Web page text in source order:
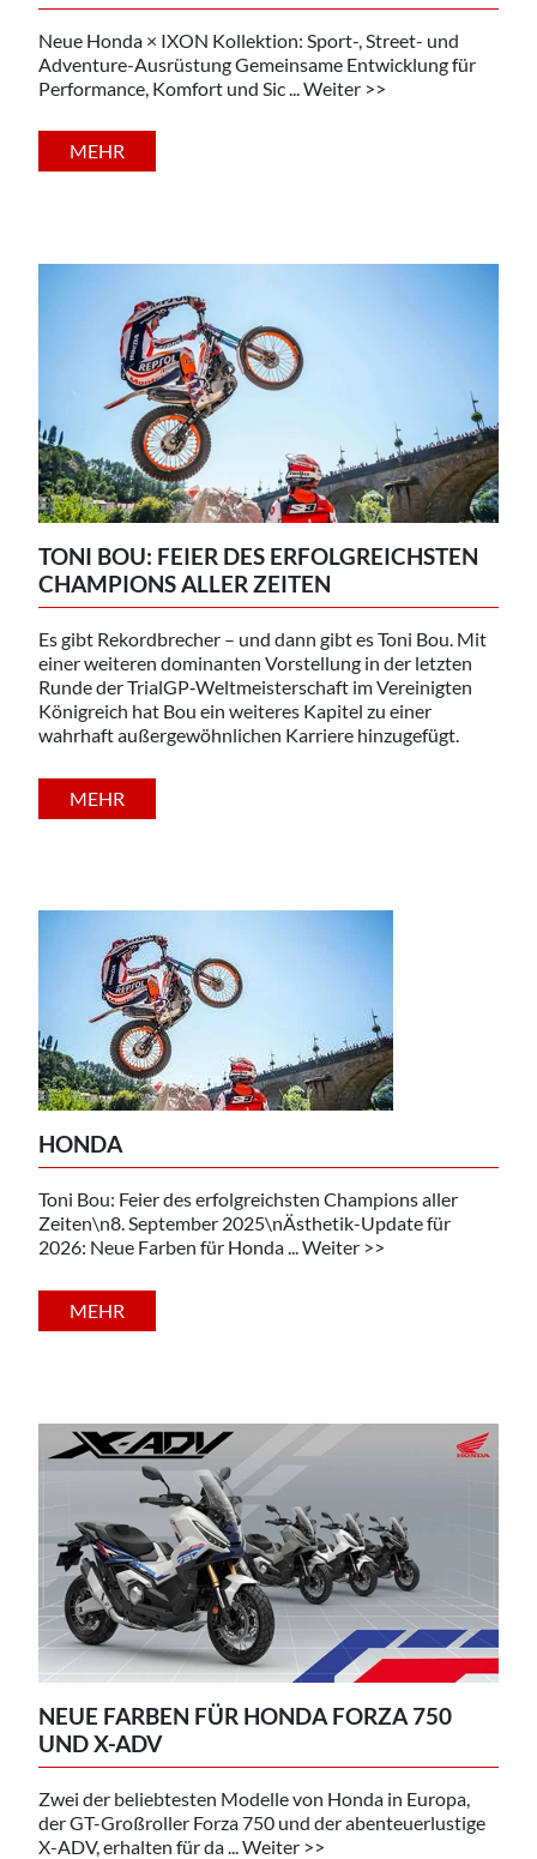
Neue Honda × IXON Kollektion: Sport-, Street- und
Adventure-Ausrüstung Gemeinsame Entwicklung für
Performance, Komfort und Sic ... Weiter >>
MEHR
TONI BOU: FEIER DES ERFOLGREICHSTEN
CHAMPIONS ALLER ZEITEN
Es gibt Rekordbrecher – und dann gibt es Toni Bou. Mit
einer weiteren dominanten Vorstellung in der letzten
Runde der TrialGP‑Weltmeisterschaft im Vereinigten
Königreich hat Bou ein weiteres Kapitel zu einer
wahrhaft außergewöhnlichen Karriere hinzugefügt.
MEHR
HONDA
Toni Bou: Feier des erfolgreichsten Champions aller
Zeiten\n8. September 2025\nÄsthetik-Update für
2026: Neue Farben für Honda ... Weiter >>
MEHR
NEUE FARBEN FÜR HONDA FORZA 750
UND X-ADV
Zwei der beliebtesten Modelle von Honda in Europa,
der GT-Großroller Forza 750 und der abenteuerlustige
X-ADV, erhalten für da ... Weiter >>